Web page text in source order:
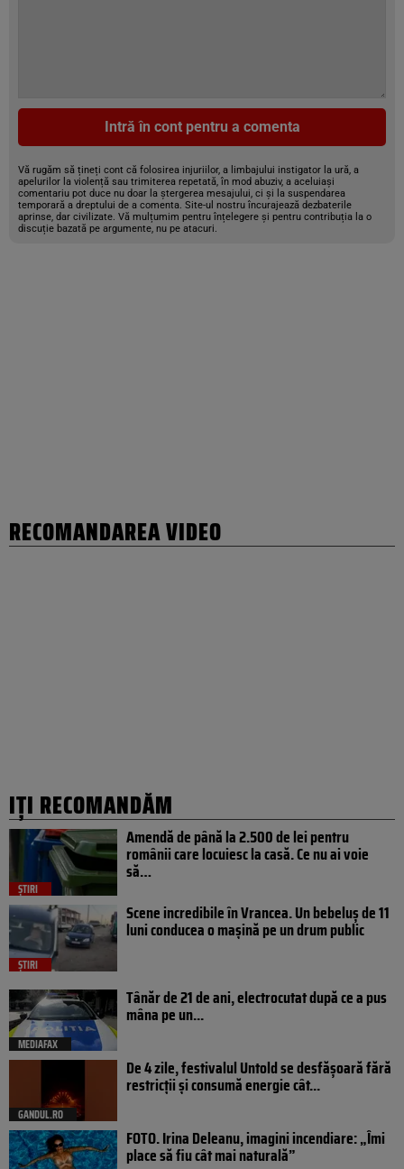
Intră în cont pentru a comenta
Vă rugăm să țineți cont că folosirea injuriilor, a limbajului instigator la ură, a
apelurilor la violență sau trimiterea repetată, în mod abuziv, a aceluiași
comentariu pot duce nu doar la ștergerea mesajului, ci și la suspendarea
temporară a dreptului de a comenta. Site-ul nostru încurajează dezbaterile
aprinse, dar civilizate. Vă mulțumim pentru înțelegere și pentru contribuția la o
discuție bazată pe argumente, nu pe atacuri.
RECOMANDAREA VIDEO
IȚI RECOMANDĂM
ȘTIRI
Amendă de până la 2.500 de lei pentru
românii care locuiesc la casă. Ce nu ai voie
să…
ȘTIRI
Scene incredibile în Vrancea. Un bebeluș de 11
luni conducea o mașină pe un drum public
MEDIAFAX
Tânăr de 21 de ani, electrocutat după ce a pus
mâna pe un...
GANDUL.RO
De 4 zile, festivalul Untold se desfășoară fără
restricții și consumă energie cât...
FOTO. Irina Deleanu, imagini incendiare: „Îmi
place să fiu cât mai naturală”